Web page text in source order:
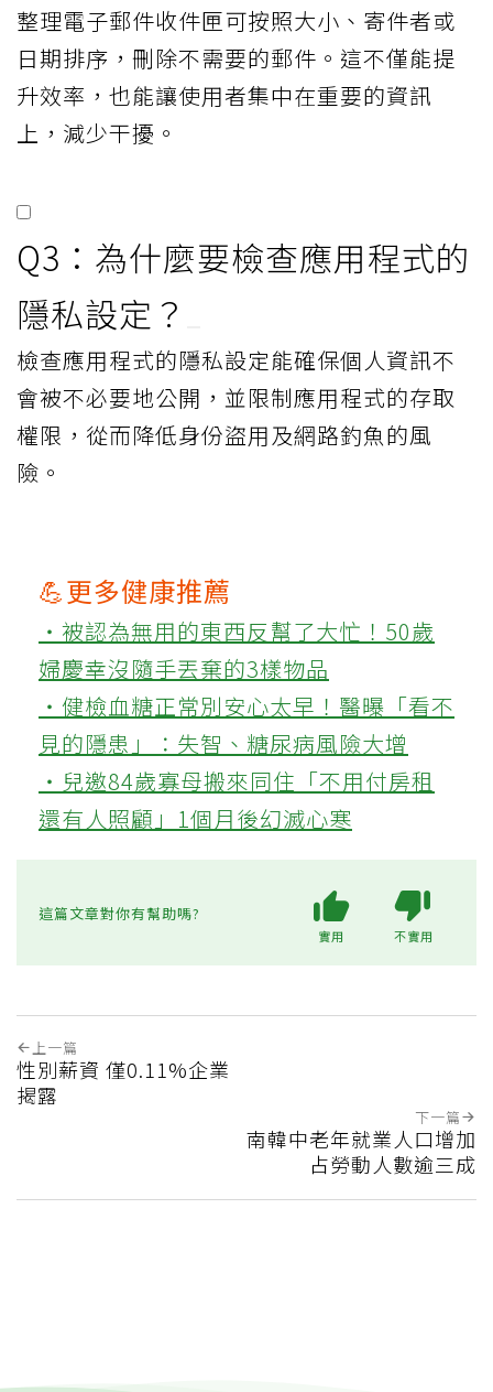
整理電子郵件收件匣可按照大小、寄件者或
日期排序，刪除不需要的郵件。這不僅能提
升效率，也能讓使用者集中在重要的資訊
上，減少干擾。
Q3：為什麼要檢查應用程式的
隱私設定？
檢查應用程式的隱私設定能確保個人資訊不
會被不必要地公開，並限制應用程式的存取
權限，從而降低身份盜用及網路釣魚的風
險。
💪更多健康推薦
‧被認為無用的東西反幫了大忙！50歲
婦慶幸沒隨手丟棄的3樣物品
‧健檢血糖正常別安心太早！醫曝「看不
見的隱患」：失智、糖尿病風險大增
‧兒邀84歲寡母搬來同住「不用付房租
還有人照顧」1個月後幻滅心寒
這篇文章對你有幫助嗎?
實用 不實用
上一篇
性別薪資 僅0.11%企業
揭露
下一篇
南韓中老年就業人口增加
占勞動人數逾三成